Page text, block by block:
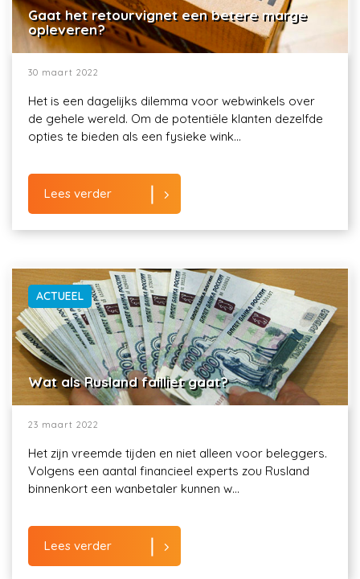
Gaat het retourvignet een betere marge
opleveren?
30 maart 2022
Het is een dagelijks dilemma voor webwinkels over
de gehele wereld. Om de potentiële klanten dezelfde
opties te bieden als een fysieke wink...
Lees verder
ACTUEEL
Wat als Rusland failliet gaat?
23 maart 2022
Het zijn vreemde tijden en niet alleen voor beleggers.
Volgens een aantal financieel experts zou Rusland
binnenkort een wanbetaler kunnen w...
Lees verder